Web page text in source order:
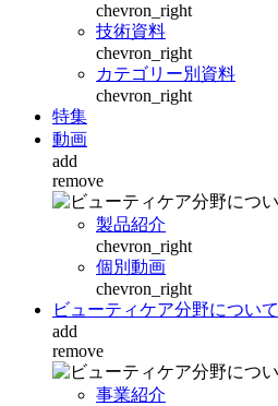
chevron_right
技術資料
chevron_right
カテゴリー別資料
chevron_right
特集
動画
add
remove
製品紹介
chevron_right
個別動画
chevron_right
ビューティケア分野について
add
remove
事業紹介